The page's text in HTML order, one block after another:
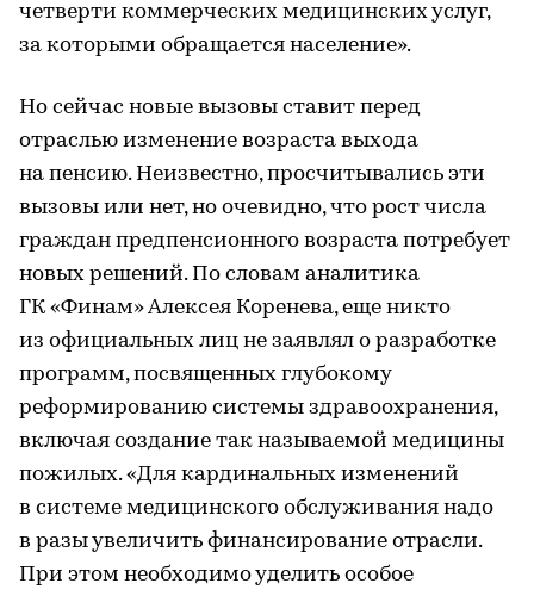
четверти коммерческих медицинских услуг,
за которыми обращается население».
Но сейчас новые вызовы ставит перед
отраслью изменение возраста выхода
на пенсию. Неизвестно, просчитывались эти
вызовы или нет, но очевидно, что рост числа
граждан предпенсионного возраста потребует
новых решений. По словам аналитика
ГК «Финам» Алексея Коренева, еще никто
из официальных лиц не заявлял о разработке
программ, посвященных глубокому
реформированию системы здравоохранения,
включая создание так называемой медицины
пожилых. «Для кардинальных изменений
в системе медицинского обслуживания надо
в разы увеличить финансирование отрасли.
При этом необходимо уделить особое